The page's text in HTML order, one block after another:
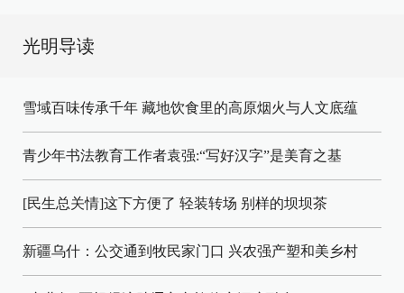
光明导读
雪域百味传承千年 藏地饮食里的高原烟火与人文底蕴
青少年书法教育工作者袁强:“写好汉字”是美育之基
[民生总关情]这下方便了 轻装转场 别样的坝坝茶
新疆乌什：公交通到牧民家门口 兴农强产塑和美乡村